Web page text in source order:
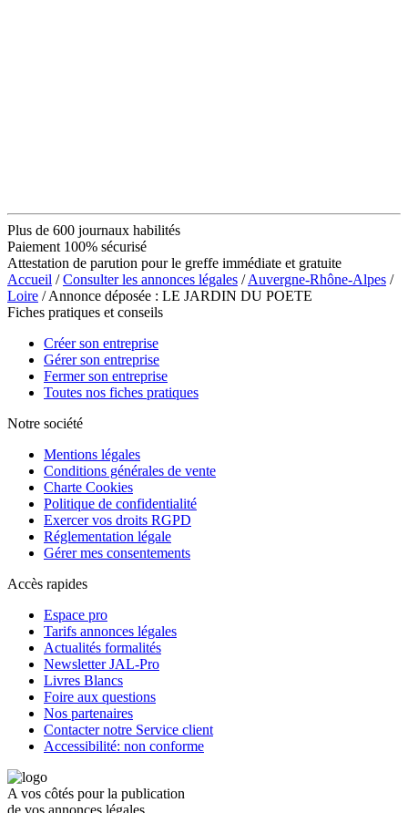
Plus de 600 journaux habilités
Paiement 100% sécurisé
Attestation de parution pour le greffe immédiate et gratuite
Accueil /Consulter les annonces légales /Auvergne-Rhône-Alpes /
Loire / Annonce déposée : LE JARDIN DU POETE
Fiches pratiques et conseils
Créer son entreprise
Gérer son entreprise
Fermer son entreprise
Toutes nos fiches pratiques
Notre société
Mentions légales
Conditions générales de vente
Charte Cookies
Politique de confidentialité
Exercer vos droits RGPD
Réglementation légale
Gérer mes consentements
Accès rapides
Espace pro
Tarifs annonces légales
Actualités formalités
Newsletter JAL-Pro
Livres Blancs
Foire aux questions
Nos partenaires
Contacter notre Service client
Accessibilité: non conforme
A vos côtés pour la publication
de vos annonces légales